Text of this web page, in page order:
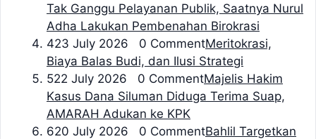
Tak Ganggu Pelayanan Publik, Saatnya Nurul
Adha Lakukan Pembenahan Birokrasi
423 July 2026 0 CommentMeritokrasi,
Biaya Balas Budi, dan Ilusi Strategi
522 July 2026 0 CommentMajelis Hakim
Kasus Dana Siluman Diduga Terima Suap,
AMARAH Adukan ke KPK
620 July 2026 0 CommentBahlil Targetkan